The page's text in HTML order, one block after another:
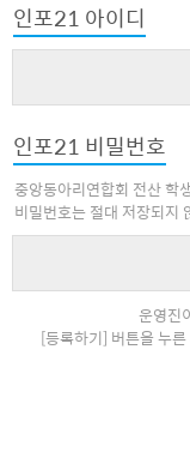
인포21 아이디
인포21 비밀번호
중앙동아리연합회 전산 학
비밀번호는 절대 저장되지
운영진
[등록하기] 버튼을 누